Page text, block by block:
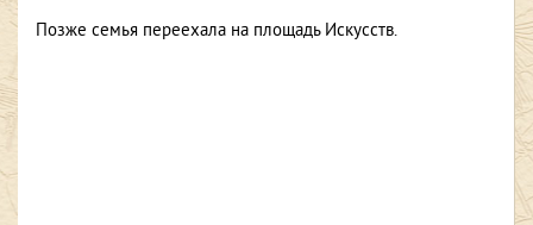
Позже семья переехала на площадь Искусств.